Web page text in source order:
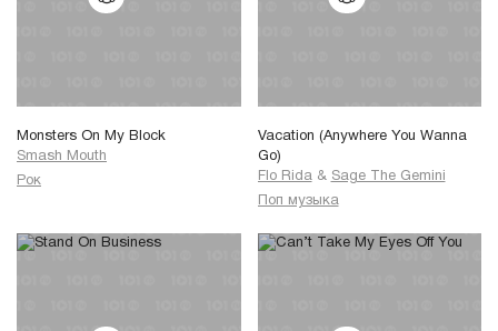
Monsters On My Block
Smash Mouth
Рок
Vacation (Anywhere You Wanna
Go)
Flo Rida & Sage The Gemini
Поп музыка